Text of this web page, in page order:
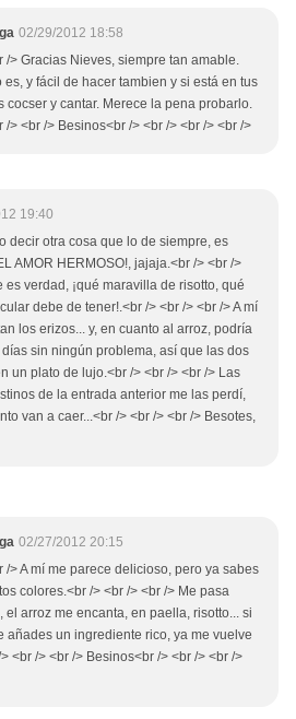
02/29/2012 18:58
/> Gracias Nieves, siempre tan amable.
es, y fácil de hacer tambien y si está en tus
cocser y cantar. Merece la pena probarlo.
/> <br /> Besinos<br /> <br /> <br /> <br />
19:40
decir otra cosa que lo de siempre, es
AMOR HERMOSO!, jajaja.<br /> <br />
es verdad, ¡qué maravilla de risotto, qué
debe de tener!.<br /> <br /> <br /> A mí
los erizos... y, en cuanto al arroz, podría
sin ningún problema, así que las dos
un plato de lujo.<br /> <br /> <br /> Las
de la entrada anterior me las perdí,
van a caer...<br /> <br /> <br /> Besotes,
02/27/2012 20:15
/> A mí me parece delicioso, pero ya sabes
colores.<br /> <br /> <br /> Me pasa
el arroz me encanta, en paella, risotto... si
añades un ingrediente rico, ya me vuelve
<br /> <br /> Besinos<br /> <br /> <br />